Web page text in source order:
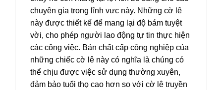
chuyên gia trong lĩnh vực này. Những cờ lê
này được thiết kế để mang lại độ bám tuyệt
vời, cho phép người lao động tự tin thực hiện
các công việc. Bản chất cấp công nghiệp của
những chiếc cờ lê này có nghĩa là chúng có
thể chịu được việc sử dụng thường xuyên,
đảm bảo tuổi thọ cao hơn so với cờ lê truyền